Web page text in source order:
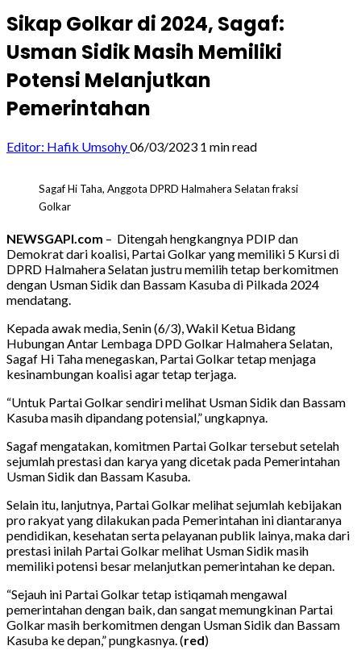
Sikap Golkar di 2024, Sagaf:
Usman Sidik Masih Memiliki
Potensi Melanjutkan
Pemerintahan
Editor: Hafik Umsohy06/03/2023 1 min read
Sagaf Hi Taha, Anggota DPRD Halmahera Selatan fraksi
Golkar
NEWSGAPI.com – Ditengah hengkangnya PDIP dan
Demokrat dari koalisi, Partai Golkar yang memiliki 5 Kursi di
DPRD Halmahera Selatan justru memilih tetap berkomitmen
dengan Usman Sidik dan Bassam Kasuba di Pilkada 2024
mendatang.
Kepada awak media, Senin (6/3), Wakil Ketua Bidang
Hubungan Antar Lembaga DPD Golkar Halmahera Selatan,
Sagaf Hi Taha menegaskan, Partai Golkar tetap menjaga
kesinambungan koalisi agar tetap terjaga.
“Untuk Partai Golkar sendiri melihat Usman Sidik dan Bassam
Kasuba masih dipandang potensial,” ungkapnya.
Sagaf mengatakan, komitmen Partai Golkar tersebut setelah
sejumlah prestasi dan karya yang dicetak pada Pemerintahan
Usman Sidik dan Bassam Kasuba.
Selain itu, lanjutnya, Partai Golkar melihat sejumlah kebijakan
pro rakyat yang dilakukan pada Pemerintahan ini diantaranya
pendidikan, kesehatan serta pelayanan publik lainya, maka dari
prestasi inilah Partai Golkar melihat Usman Sidik masih
memiliki potensi besar melanjutkan pemerintahan ke depan.
“Sejauh ini Partai Golkar tetap istiqamah mengawal
pemerintahan dengan baik, dan sangat memungkinan Partai
Golkar masih berkomitmen dengan Usman Sidik dan Bassam
Kasuba ke depan,” pungkasnya. (red)